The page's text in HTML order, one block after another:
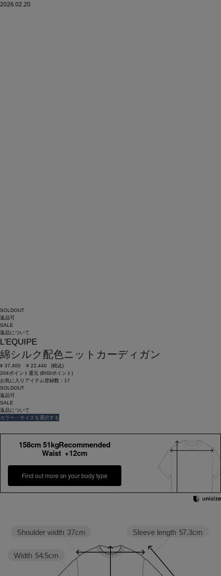
2026.02.20
SOLDOUT
返品可
SALE
返品について
L'EQUIPE
綿シルク配色ニットカーディガン
¥ 37,400 ¥ 22,440
(税込)
204ポイント還元 (BIGIポイント)
お気に入りアイテム登録数： 17
SOLDOUT
返品可
SALE
返品について
カラー・サイズを選択する
158cm 51kgRecommended
Waist +12cm
Find out more on your body type
Sleeve length 57.3cm
Width 54.5cm
Shoulder width 37cm